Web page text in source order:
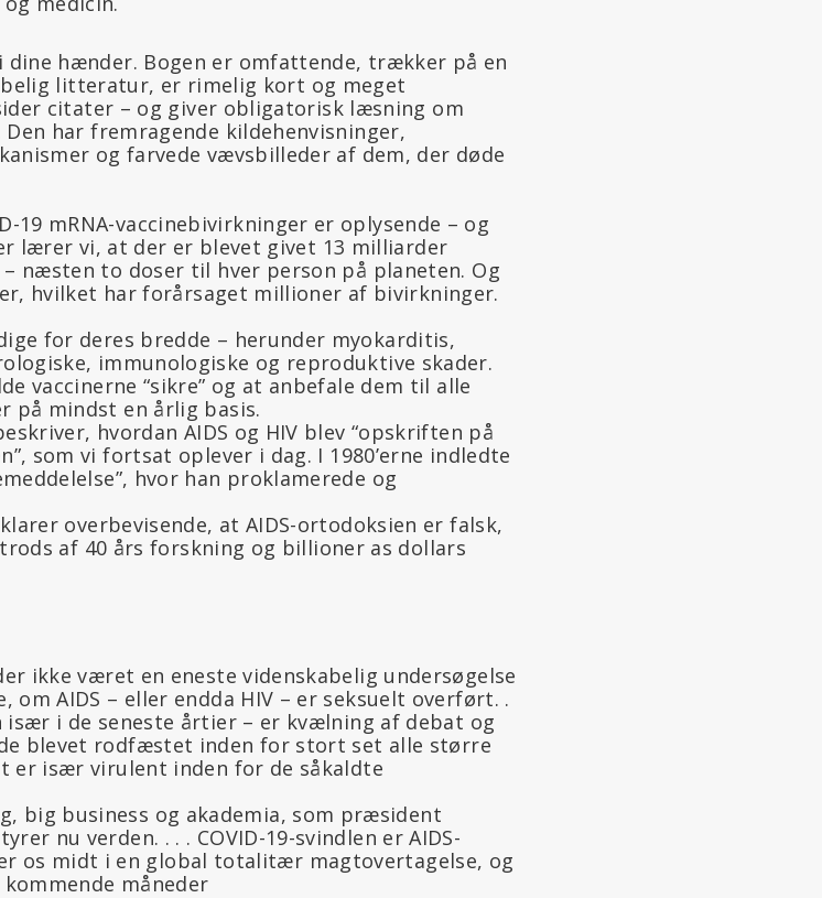
hænder. Bogen er omfattende, trækker på en
litteratur, er rimelig kort og meget
citater – og giver obligatorisk læsning om
har fremragende kildehenvisninger,
og farvede vævsbilleder af dem, der døde
19 mRNA-vaccinebivirkninger er oplysende – og
lærer vi, at der er blevet givet 13 milliarder
– næsten to doser til hver person på planeten. Og
hvilket har forårsaget millioner af bivirkninger.
for deres bredde – herunder myokarditis,
immunologiske og reproduktive skader.
vaccinerne “sikre” og at anbefale dem til alle
på mindst en årlig basis.
hvordan AIDS og HIV blev “opskriften på
som vi fortsat oplever i dag. I 1980’erne indledte
hvor han proklamerede og
overbevisende, at AIDS-ortodoksien er falsk,
af 40 års forskning og billioner as dollars
ikke været en eneste videnskabelig undersøgelse
AIDS – eller endda HIV – er seksuelt overført. .
især i de seneste årtier – er kvælning af debat og
blevet rodfæstet inden for stort set alle større
er især virulent inden for de såkaldte
big business og akademia, som præsident
nu verden. . . . COVID-19-svindlen er AIDS-
os midt i en global totalitær magtovertagelse, og
måneder